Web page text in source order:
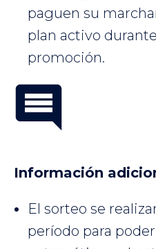
paguen su
plan activo
promoción.
Información
El sorteo se
período para